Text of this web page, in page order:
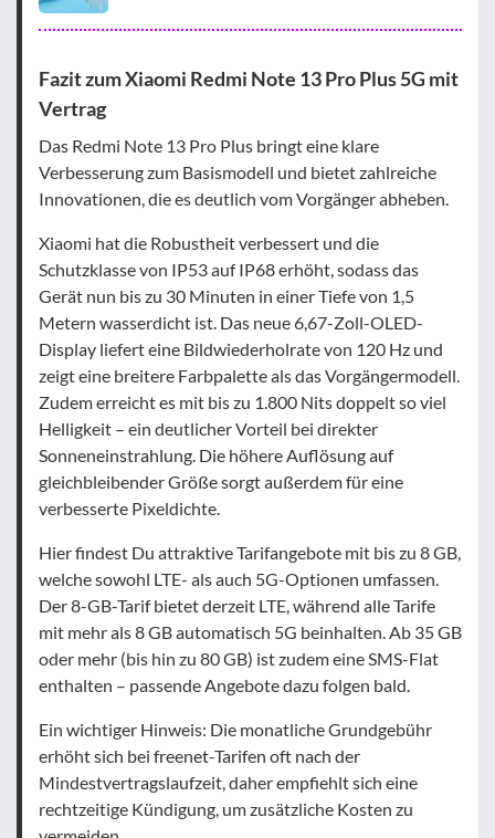
Fazit zum Xiaomi Redmi Note 13 Pro Plus 5G mit
Vertrag
Das Redmi Note 13 Pro Plus bringt eine klare
Verbesserung zum Basismodell und bietet zahlreiche
Innovationen, die es deutlich vom Vorgänger abheben.
Xiaomi hat die Robustheit verbessert und die
Schutzklasse von IP53 auf IP68 erhöht, sodass das
Gerät nun bis zu 30 Minuten in einer Tiefe von 1,5
Metern wasserdicht ist. Das neue 6,67-Zoll-OLED-
Display liefert eine Bildwiederholrate von 120 Hz und
zeigt eine breitere Farbpalette als das Vorgängermodell.
Zudem erreicht es mit bis zu 1.800 Nits doppelt so viel
Helligkeit – ein deutlicher Vorteil bei direkter
Sonneneinstrahlung. Die höhere Auflösung auf
gleichbleibender Größe sorgt außerdem für eine
verbesserte Pixeldichte.
Hier findest Du attraktive Tarifangebote mit bis zu 8 GB,
welche sowohl LTE- als auch 5G-Optionen umfassen.
Der 8-GB-Tarif bietet derzeit LTE, während alle Tarife
mit mehr als 8 GB automatisch 5G beinhalten. Ab 35 GB
oder mehr (bis hin zu 80 GB) ist zudem eine SMS-Flat
enthalten – passende Angebote dazu folgen bald.
Ein wichtiger Hinweis: Die monatliche Grundgebühr
erhöht sich bei freenet-Tarifen oft nach der
Mindestvertragslaufzeit, daher empfiehlt sich eine
rechtzeitige Kündigung, um zusätzliche Kosten zu